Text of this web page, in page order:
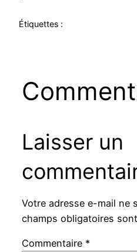
Étiquettes :
Laisser un
Votre adresse e-mail ne
champs obligatoires
Commentaire *